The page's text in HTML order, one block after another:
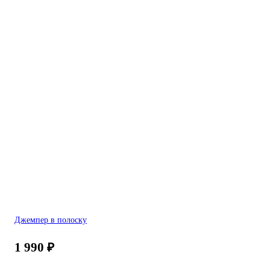
Джемпер в полоску
1 990 ₽